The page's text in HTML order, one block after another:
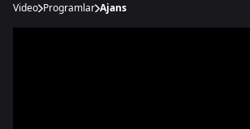
Video Programlar Ajans